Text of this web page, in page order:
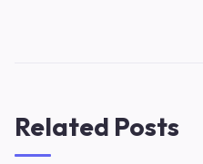
Related Posts